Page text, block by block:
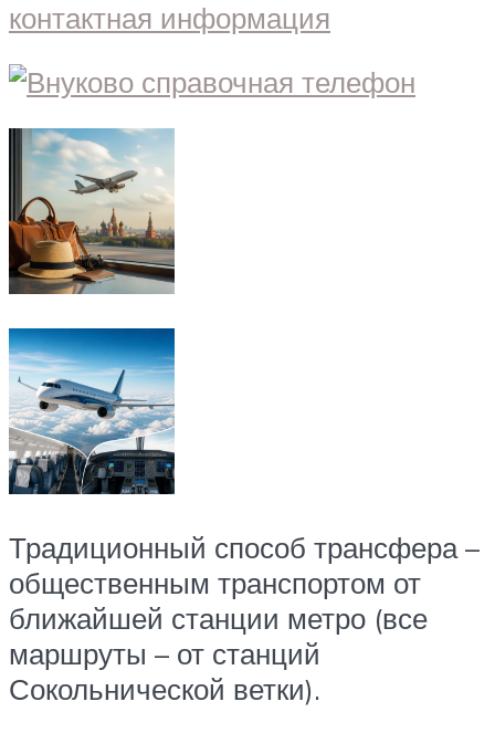
Традиционный способ трансфера –
общественным транспортом от
ближайшей станции метро (все
маршруты – от станций
Сокольнической ветки).